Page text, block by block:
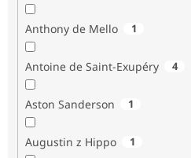
Anthony de Mello 1
Antoine de Saint-Exupéry 4
Aston Sanderson 1
Augustin z Hippo 1